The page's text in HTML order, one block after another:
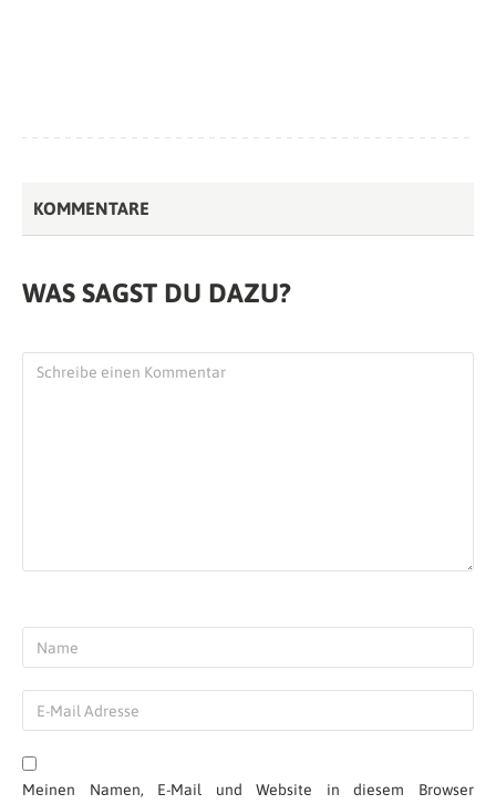
KOMMENTARE
WAS SAGST DU DAZU?
Meinen Namen, E-Mail und Website in diesem Browser